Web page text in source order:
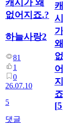
캐시가 왜
없어지죠.?
하늘사랑2
81
1
0
26.07.10
5
댓글
캐
시
가
왜
없
어
지
죠.?
[5]